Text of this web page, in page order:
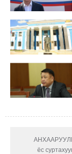
ёс